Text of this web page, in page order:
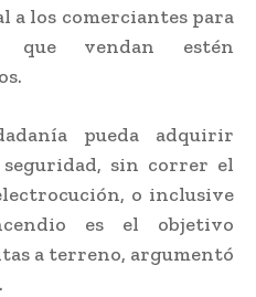
a los comerciantes para
que vendan estén
pueda adquirir
sin correr el
o inclusive
es el objetivo
a terreno, argumentó